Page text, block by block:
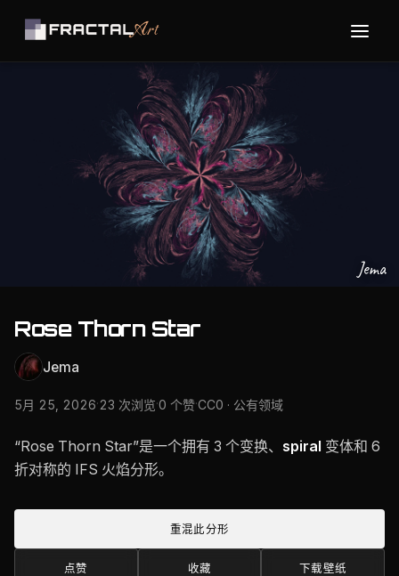
Jema
Rose Thorn Star
Jema
5月 25, 2026·23 次浏览·0 个赞·CC0 · 公有领域
“Rose Thorn Star”是一个拥有 3 个变换、 spiral 变体和 6
折对称的 IFS 火焰分形。
重混此分形
点赞 收藏 下载壁纸